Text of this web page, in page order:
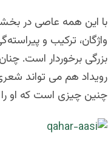
با این همه عاصی در
واژگان، ترکیب و
بزرگی برخوردار است.
رویداد هم می تواند شعری
چنین چیزی است که او را